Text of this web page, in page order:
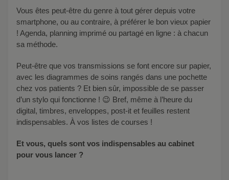
Vous êtes peut-être du genre à tout gérer depuis votre
smartphone, ou au contraire, à préférer le bon vieux papier
! Agenda, planning imprimé ou partagé en ligne : à chacun
sa méthode.
Peut-être que vos transmissions se font encore sur papier,
avec les diagrammes de soins rangés dans une pochette
chez vos patients ? Et bien sûr, impossible de se passer
d’un stylo qui fonctionne ! 😉 Bref, même à l’heure du
digital, timbres, enveloppes, post-it et feuilles restent
indispensables. À vos listes de courses !
Et vous, quels sont vos indispensables au cabinet
pour vous lancer ?